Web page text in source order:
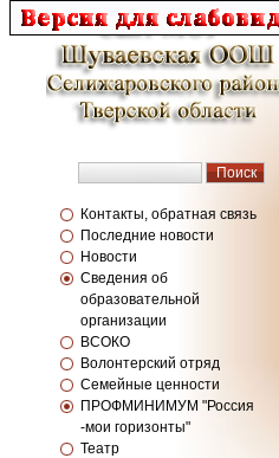
Контакты, обратная связь
Последние новости
Новости
Сведения об
образовательной
организации
ВСОКО
Волонтерский отряд
Семейные ценности
ПРОФМИНИМУМ "Россия
-мои горизонты"
Театр